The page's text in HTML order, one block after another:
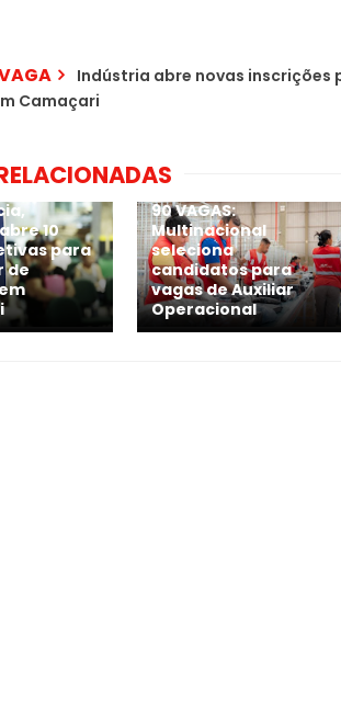
Indústria abre novas inscrições
Camaçari
10
para
de
90 VAGAS:
Multinacional
seleciona
candidatos para
vagas de Auxiliar
Operacional